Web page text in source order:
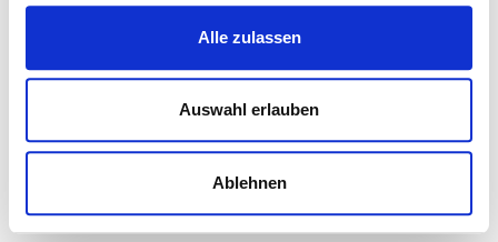
Alle zulassen
Auswahl erlauben
Ablehnen